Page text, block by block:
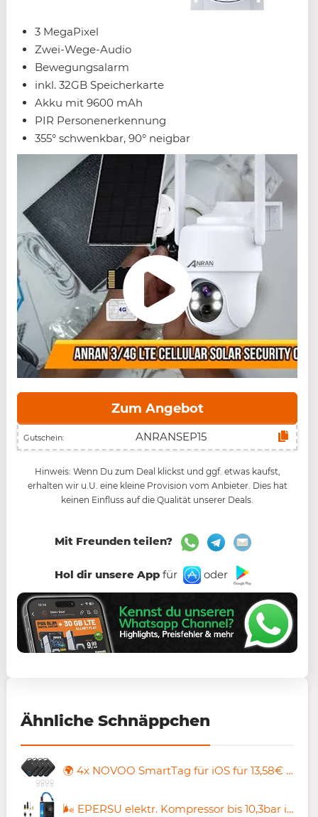
3 MegaPixel
Zwei-Wege-Audio
Bewegungsalarm
inkl. 32GB Speicherkarte
Akku mit 9600 mAh
PIR Personenerkennung
355° schwenkbar, 90° neigbar
Zum Angebot
Gutschein:
Hinweis: Wenn Du zum Deal klickst und ggf. etwas kaufst,
erhalten wir u.U. eine kleine Provision vom Anbieter. Dies hat
keinen Einfluss auf die Qualität unserer Deals.
Mit Freunden teilen?
Hol dir unsere Appfür oder
Ähnliche Schnäppchen
🌍 4x NOVOO SmartTag für iOS für 13,58€ (statt 19€)
🌬️ EPERSU elektr. Kompressor bis 10,3bar inkl. Zubehör für 17,49€ (statt 25€)